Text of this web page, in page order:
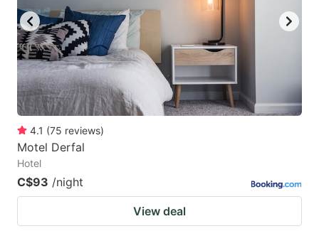
4.1 (75 reviews)
Motel Derfal
Hotel
C$93 /night
View deal